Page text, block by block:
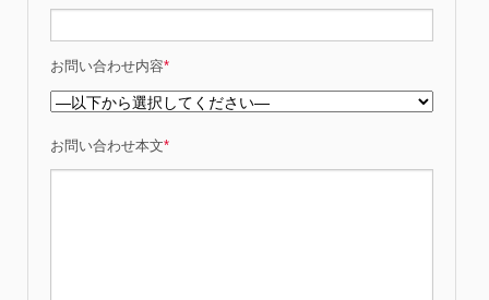
お問い合わせ内容*
お問い合わせ本文*